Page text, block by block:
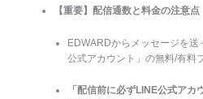
【重要】配信通数と料金の注意点
EDWARDからメッセージを
公式アカウント」の無料/有料
「配信前に必ずLINE公式ア